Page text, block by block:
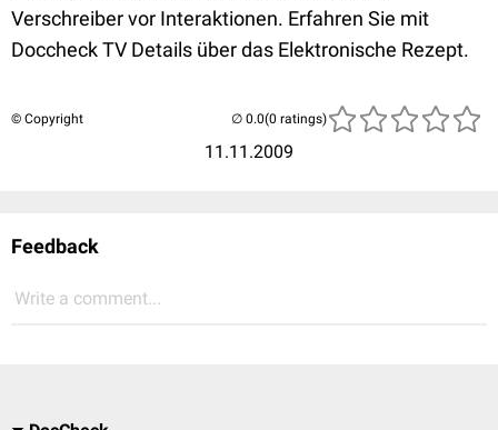
Verschreiber vor Interaktionen. Erfahren Sie mit
Doccheck TV Details über das Elektronische Rezept.
© Copyright
11.11.2009
(0 ratings)
Feedback
Write a comment...